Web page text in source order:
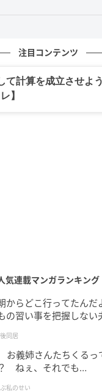
注目コンテンツ
て計算を成立させよ
】
気連載マンガランキング
朝からどこ行ってたん
の習い事を把握しない
同居
義姉さんたちくるっ
ねぇ、それでも…
私のせい